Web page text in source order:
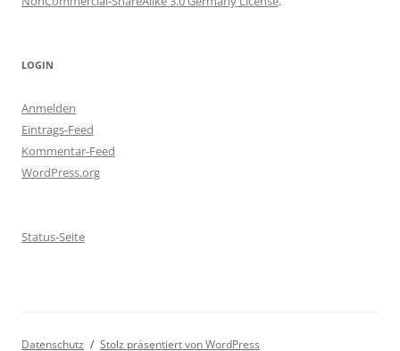
LOGIN
Anmelden
Eintrags-Feed
Kommentar-Feed
WordPress.org
Status-Seite
Datenschutz Stolz präsentiert von WordPress